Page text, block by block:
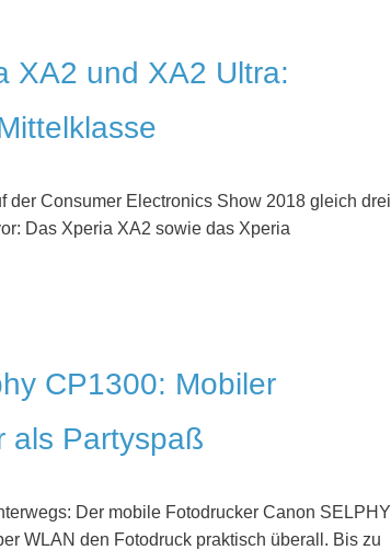
XA2 und XA2 Ultra:
der Consumer Electronics Show 2018 gleich drei
Das Xperia XA2 sowie das Xperia
CP1300: Mobiler
als Partyspaß
Der mobile Fotodrucker Canon SELPHY
WLAN den Fotodruck praktisch überall. Bis zu